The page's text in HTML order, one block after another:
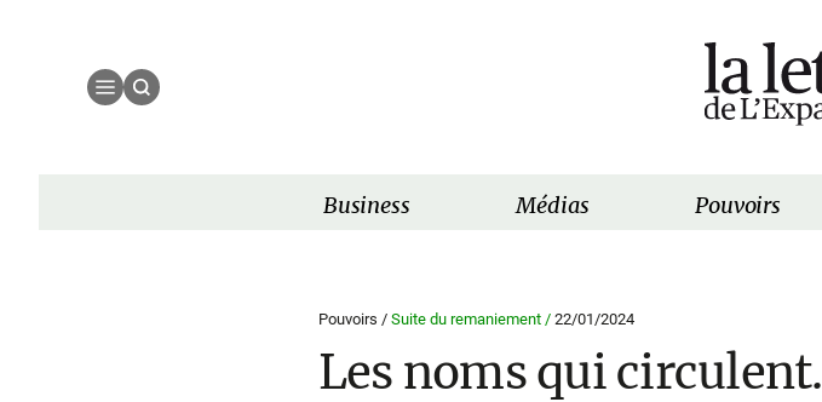
Business Médias Pouvoirs
Pouvoirs / Suite du remaniement / 22/01/2024
Les noms qui circulent.